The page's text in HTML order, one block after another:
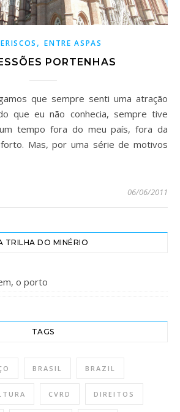
,ENTRE ASPAS
PORTENHAS
que eu não conhecia, sempre tive
tempo fora do meu país, fora da
Mas, por uma série de motivos
06/06/2011
TRILHA DO MINÉRIO
o porto
TAGS
BRASIL BRAZIL
CVRD DIREITOS